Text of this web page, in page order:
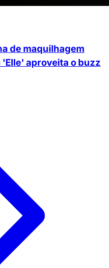
de maquilhagem
aproveita o buzz